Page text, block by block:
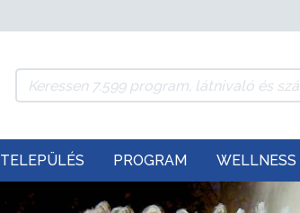
TELEPÜLÉS PROGRAM WELLNESS